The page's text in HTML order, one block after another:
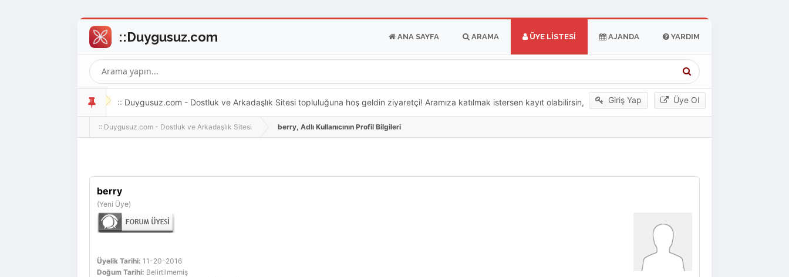
ANA SAYFA ARAMA ÜYE LISTESI AJANDA YARDIM
Giriş Yap Üye Ol
:: Duygusuz.com - Dostluk ve Arkadaşlık Sitesi topluluğuna hoş geldin ziyaretçi! Aramıza katılmak istersen kayıt olabilirsin,
oldukça kolay ve zahmetsizdir.
:: Duygusuz.com - Dostluk ve Arkadaşlık Sitesi berry, Adlı Kullanıcının Profil Bilgileri
berry
(Yeni Üye)
Üyelik Tarihi: 11-20-2016
Doğum Tarihi: Belirtilmemiş